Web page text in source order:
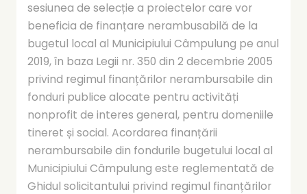
sesiunea de selecție a proiectelor care vor
beneficia de finanțare nerambusabilă de la
bugetul local al Municipiului Câmpulung pe anul
2019, în baza Legii nr. 350 din 2 decembrie 2005
privind regimul finanțărilor nerambursabile din
fonduri publice alocate pentru activități
nonprofit de interes general, pentru domeniile
tineret și social. Acordarea finanțării
nerambursabile din fondurile bugetului local al
Municipiului Câmpulung este reglementată de
Ghidul solicitantului privind regimul finanțărilor